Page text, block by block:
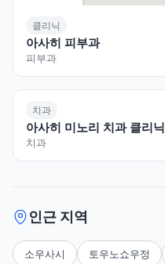
클리닉
아사히 피부과
피부과
치과
아사히 미노리 치과 클리닉
치과
인근 지역
소우사시 토우노쇼우정